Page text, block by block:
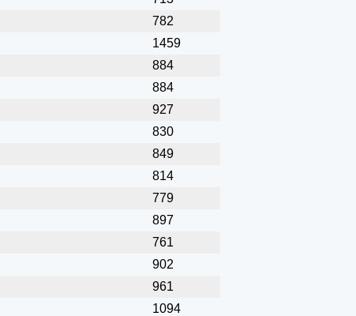
782
1459
884
884
927
830
849
814
779
897
761
902
961
1094